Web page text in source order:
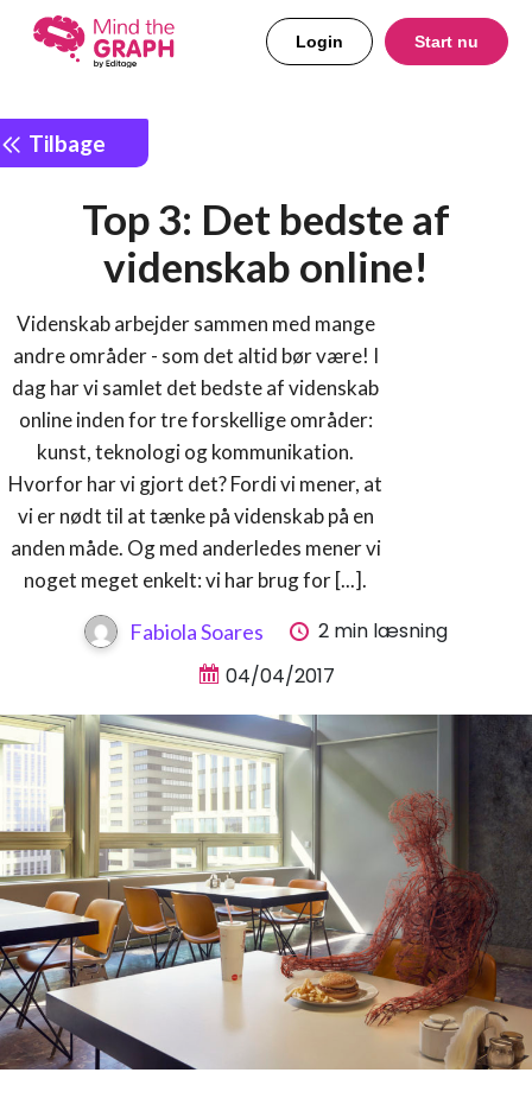
Login Start nu
Tilbage
Top 3: Det bedste af
videnskab online!
Videnskab arbejder sammen med mange
andre områder - som det altid bør være! I
dag har vi samlet det bedste af videnskab
online inden for tre forskellige områder:
kunst, teknologi og kommunikation.
Hvorfor har vi gjort det? Fordi vi mener, at
vi er nødt til at tænke på videnskab på en
anden måde. Og med anderledes mener vi
noget meget enkelt: vi har brug for [...].
Fabiola Soares
2 min læsning
04/04/2017